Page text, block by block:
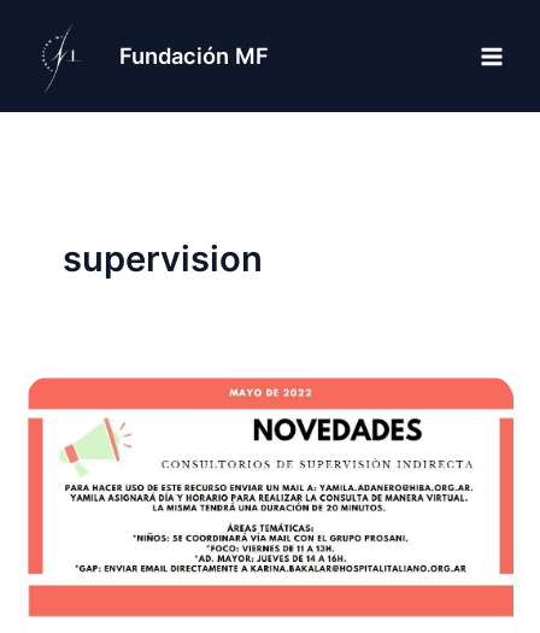
contenido
Fundación MF
supervision